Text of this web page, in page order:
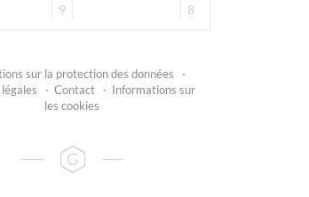
9 8
sur la protection des données
·
· Contact · Informations sur
les cookies